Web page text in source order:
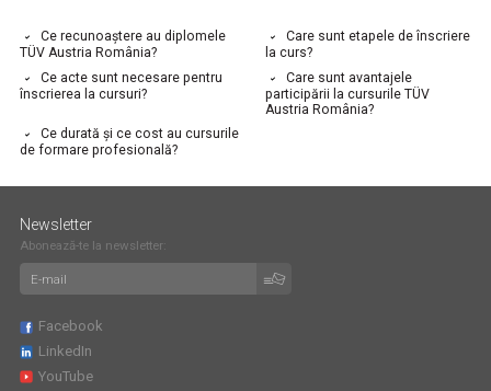
Ce recunoaștere au diplomele
TÜV Austria România?
Care sunt etapele de înscriere
la curs?
Ce acte sunt necesare pentru
înscrierea la cursuri?
Care sunt avantajele
participării la cursurile TÜV
Austria România?
Ce durată și ce cost au cursurile
de formare profesională?
Newsletter
Abonează-te la newsletter:
Facebook
LinkedIn
YouTube